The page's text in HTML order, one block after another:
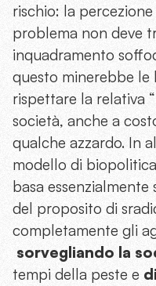
rischio: la
problema non deve
inquadramento
questo minerebbe
rispettare la relativa
società, anche a
qualche azzardo. In
modello di
basa essenzialmente
del proposito di
completamente gli
sorvegliando la
tempi della peste e